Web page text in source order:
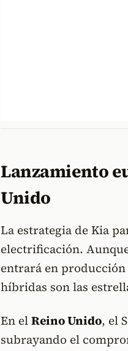
Lanzamiento
Unido
La estrategia de Kia
electrificación.
entrará en producción
híbridas son las
En elReino Unido, el
subrayando el